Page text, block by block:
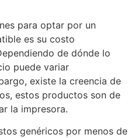
para optar por un
es su costo
de dónde lo
puede variar
existe la creencia de
estos productos son de
la impresora.
genéricos por menos de